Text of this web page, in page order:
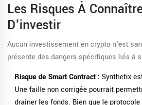
Les Risques À
D'investir
Aucun investissement en crypto n'est
présente des dangers spécifiques liés à
Risque de Smart Contract : Synthetix
Une faille non corrigée pourrait
drainer les fonds. Bien que le